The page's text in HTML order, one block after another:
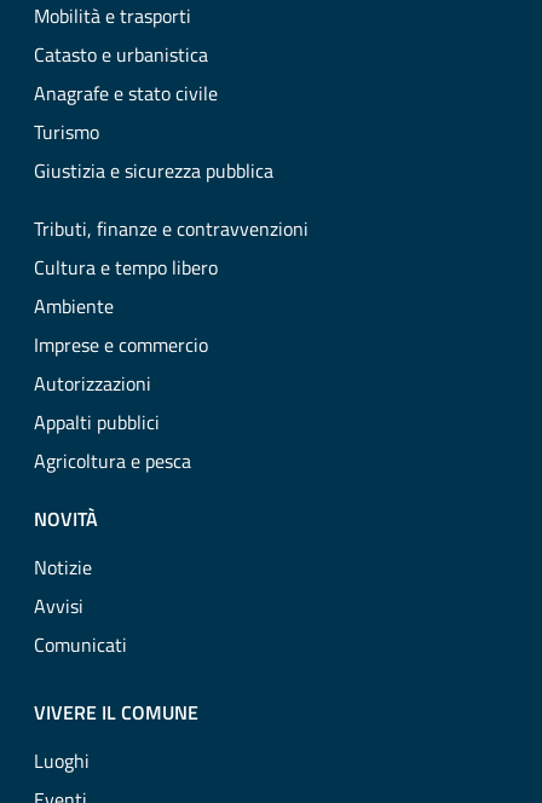
Mobilità e trasporti
Catasto e urbanistica
Anagrafe e stato civile
Turismo
Giustizia e sicurezza pubblica
Tributi, finanze e contravvenzioni
Cultura e tempo libero
Ambiente
Imprese e commercio
Autorizzazioni
Appalti pubblici
Agricoltura e pesca
NOVITÀ
Notizie
Avvisi
Comunicati
VIVERE IL COMUNE
Luoghi